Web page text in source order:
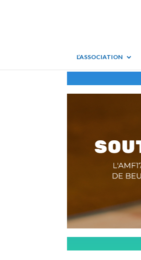
L’ASSOCIATION